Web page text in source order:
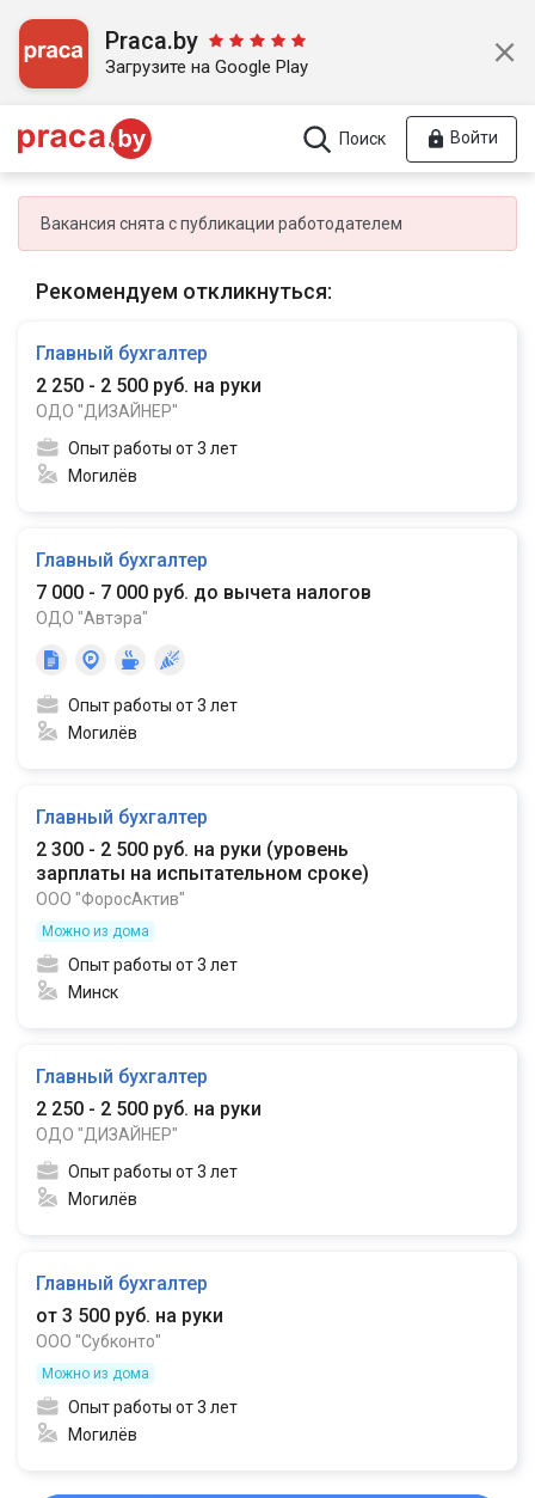
Praca.by
Загрузите на Google Play
Поиск Войти
Вакансия снята с публикации работодателем
Рекомендуем откликнуться:
Главный бухгалтер
2 250 - 2 500 руб. на руки
ОДО "ДИЗАЙНЕР"
Опыт работы от 3 лет
Могилёв
Главный бухгалтер
7 000 - 7 000 руб. до вычета налогов
ОДО "Автэра"
Опыт работы от 3 лет
Могилёв
Главный бухгалтер
2 300 - 2 500 руб. на руки (уровень
зарплаты на испытательном сроке)
ООО "ФоросАктив"
Можно из дома
Опыт работы от 3 лет
Минск
Главный бухгалтер
2 250 - 2 500 руб. на руки
ОДО "ДИЗАЙНЕР"
Опыт работы от 3 лет
Могилёв
Главный бухгалтер
от 3 500 руб. на руки
ООО "Субконто"
Можно из дома
Опыт работы от 3 лет
Могилёв